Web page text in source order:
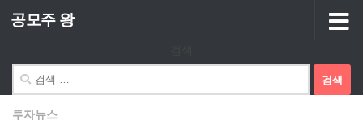
Skip to content
공모주 왕
색:
투자뉴스